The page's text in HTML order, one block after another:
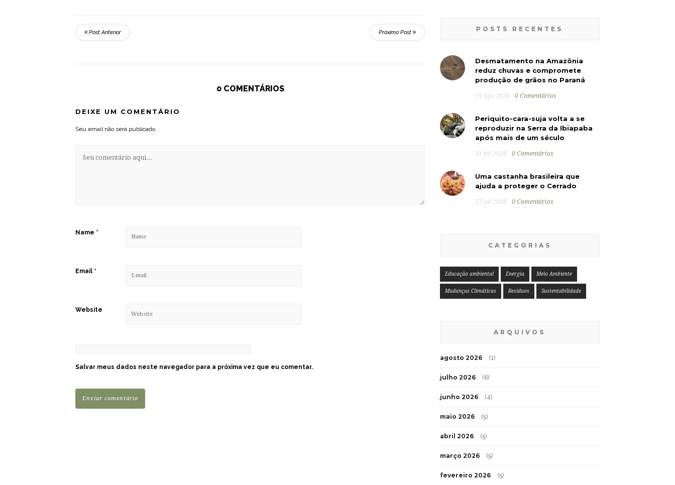
Post Anterior Próximo Post
0 COMENTÁRIOS
DEIXE UM COMENTÁRIO
Seu email não será publicado.
Name *
Email *
Website
Salvar meus dados neste navegador para a próxima vez que eu comentar.
POSTS RECENTES
Desmatamento na Amazônia
reduz chuvas e compromete
produção de grãos no Paraná
05 ago 2026 0 Comentários
Periquito-cara-suja volta a se
reproduzir na Serra da Ibiapaba
após mais de um século
31 jul 2026 0 Comentários
Uma castanha brasileira que
ajuda a proteger o Cerrado
27 jul 2026 0 Comentários
CATEGORIAS
Educação ambiental Energia Meio Ambiente
Mudanças Climáticas Resíduos Sustentabilidade
ARQUIVOS
agosto 2026 (1)
julho 2026 (6)
junho 2026 (4)
maio 2026 (5)
abril 2026 (5)
março 2026 (5)
fevereiro 2026 (5)